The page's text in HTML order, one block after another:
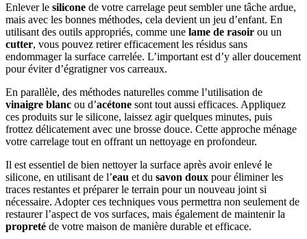
Enlever le silicone de votre carrelage peut sembler une tâche ardue,
mais avec les bonnes méthodes, cela devient un jeu d’enfant. En
utilisant des outils appropriés, comme une lame de rasoir ou un
cutter, vous pouvez retirer efficacement les résidus sans
endommager la surface carrelée. L’important est d’y aller doucement
pour éviter d’égratigner vos carreaux.
En parallèle, des méthodes naturelles comme l’utilisation de
vinaigre blanc ou d’acétone sont tout aussi efficaces. Appliquez
ces produits sur le silicone, laissez agir quelques minutes, puis
frottez délicatement avec une brosse douce. Cette approche ménage
votre carrelage tout en offrant un nettoyage en profondeur.
Il est essentiel de bien nettoyer la surface après avoir enlevé le
silicone, en utilisant de l’eau et du savon doux pour éliminer les
traces restantes et préparer le terrain pour un nouveau joint si
nécessaire. Adopter ces techniques vous permettra non seulement de
restaurer l’aspect de vos surfaces, mais également de maintenir la
propreté de votre maison de manière durable et efficace.